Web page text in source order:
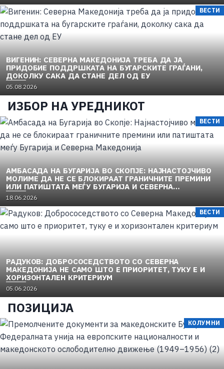
ВЕСТИ
ВИГЕНИН: СЕВЕРНА МАКЕДОНИЈА ТРЕБА ДА ЈА
ПРИДОБИЕ ПОДДРШКАТА НА БУГАРСКИТЕ ГРАЃАНИ,
ДОКОЛКУ САКА ДА СТАНЕ ДЕЛ ОД ЕУ
05.08.2026
ИЗБОР НА УРЕДНИКОТ
ВЕСТИ
АМБАСАДА НА БУГАРИЈА ВО СКОПЈЕ: НАЈНАСТОЈЧИВО
МОЛИМЕ ДА НЕ СЕ БЛОКИРААТ ГРАНИЧНИТЕ ПРЕМИНИ
ИЛИ ПАТИШТАТА МЕЃУ БУГАРИЈА И СЕВЕРНА
МАКЕДОНИЈА
18.06.2026
ВЕСТИ
РАДУКОВ: ДОБРОСОСЕДСТВОТО СО СЕВЕРНА
МАКЕДОНИЈА НЕ САМО ШТО Е ПРИОРИТЕТ, ТУКУ Е И
ХОРИЗОНТАЛЕН КРИТЕРИУМ
05.06.2026
ПОЗИЦИЈА
КОЛУМНИ